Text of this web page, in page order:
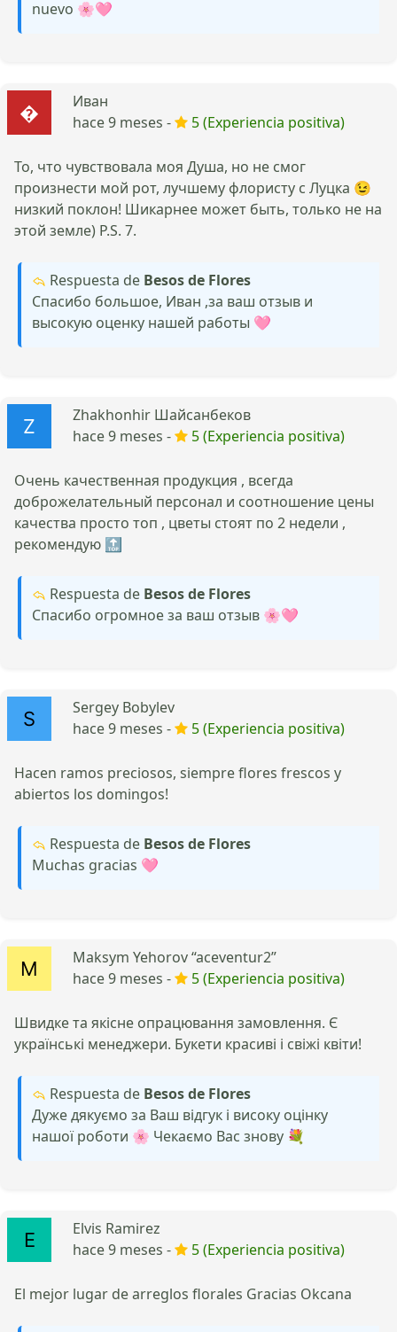
nuevo 🌸🩷
Иван
hace 9 meses -
5 (Experiencia positiva)
То, что чувствовала моя Душа, но не смог
произнести мой рот, лучшему флористу с Луцка 😉
низкий поклон! Шикарнее может быть, только не на
этой земле) P.S. 7.
Respuesta de Besos de Flores
Спасибо большое, Иван ,за ваш отзыв и
высокую оценку нашей работы 🩷
Zhakhonhir Шайсанбеков
hace 9 meses -
5 (Experiencia positiva)
Очень качественная продукция , всегда
доброжелательный персонал и соотношение цены
качества просто топ , цветы стоят по 2 недели ,
рекомендую 🔝
Respuesta de Besos de Flores
Спасибо огромное за ваш отзыв 🌸🩷
Sergey Bobylev
hace 9 meses -
5 (Experiencia positiva)
Hacen ramos preciosos, siempre flores frescos y
abiertos los domingos!
Respuesta de Besos de Flores
Muchas gracias 🩷
Maksym Yehorov “aceventur2”
hace 9 meses -
5 (Experiencia positiva)
Швидке та якісне опрацювання замовлення. Є
українські менеджери. Букети красиві і свіжі квіти!
Respuesta de Besos de Flores
Дуже дякуємо за Ваш відгук і високу оцінку
нашої роботи 🌸 Чекаємо Вас знову 💐
Elvis Ramirez
hace 9 meses -
5 (Experiencia positiva)
El mejor lugar de arreglos florales Gracias Okcana